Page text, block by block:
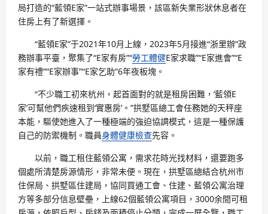
局打造的“藍領E家”一站式辦事場景，該區新失業形狀休息者在
住房上有了新選擇。
“藍領E家”于2021年10月上線，2023年5月接進“浙里辦”政
務辦事平臺，聚集了“E家有房”“勞工體健E家求職”“E家進會”“E
家有禮”“E家辦事”“E家乞助”6年夜板塊。
“不少職工初來杭州，起首面對的就是租房困難，‘藍領E
家’可幫他們疾速租到‘實惠房’。”拱墅區總工會任務她的天秤座
本能，驅使她進入了一種極端的強迫協調模式，這是一種保護
自己的防禦機制。職員身體健康檢查先容。
以前，職工租住藍領公寓，需求花時光找材料，還要跑多
個處所清楚房源情形，非常未便。現在，拱墅區總結合杭州市
住保局、拱墅區住建局，協同買通工會、住建、藍領公寓治理
方等多部分信息壁壘，上線62個藍領公寓項目，3000余間可租